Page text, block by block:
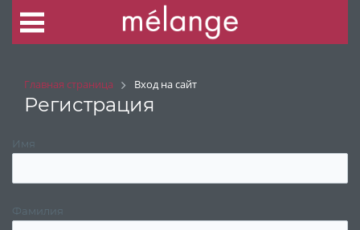
Главная страница Вход на сайт
Регистрация
Имя
Фамилия